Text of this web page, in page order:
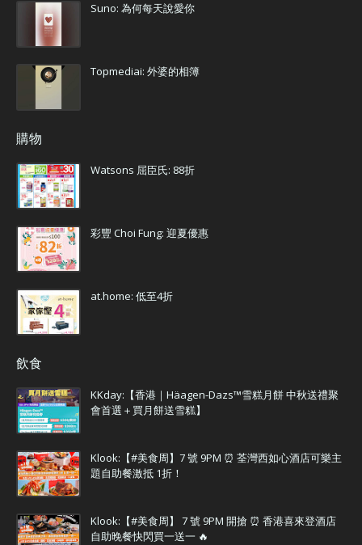
Suno: 為何每天說愛你
Topmediai: 外婆的相簿
購物
Watsons 屈臣氏: 88折
彩豐 Choi Fung: 迎夏優惠
at.home: 低至4折
飲食
KKday:【香港｜Häagen-Dazs™雪糕月餅 中秋送禮聚
會首選＋買月餅送雪糕】
Klook:【#美食周】7 號 9PM ⏰ 荃灣西如心酒店可樂主
題自助餐激抵 1折！
Klook:【#美食周】 7 號 9PM 開搶 ⏰ 香港喜來登酒店
自助晚餐快閃買一送一 🔥